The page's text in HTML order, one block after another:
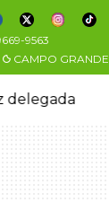
9563
CAMPO GRANDE
delegada